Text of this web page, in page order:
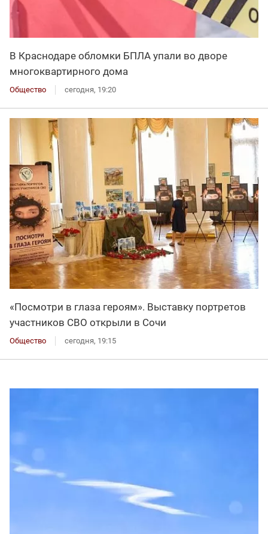
В Краснодаре обломки БПЛА упали во дворе
многоквартирного дома
Общество сегодня, 19:20
«Посмотри в глаза героям». Выставку портретов
участников СВО открыли в Сочи
Общество сегодня, 19:15